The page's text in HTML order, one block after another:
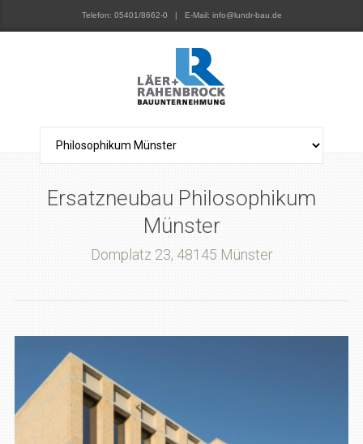
Telefon: 05401/8662-0 | E-Mail: info@lundr-bau.de
Ersatzneubau Philosophikum
Münster
Domplatz 23, 48145 Münster